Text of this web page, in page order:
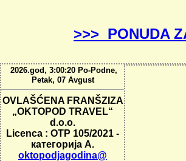
>>> PONUDA
2026.god, 3:00:20 Po-Podne,
Petak, 07 Avgust
OVLAŠĆENA FRANŠZIZA
„OKTOPOD TRAVEL“
d.o.o.
Licenca : OTP 105/2021 -
категорија А.
oktopodjagodina@